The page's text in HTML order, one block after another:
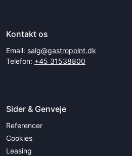
Kontakt os
Email: salg@gastropoint.dk
Telefon: +45 31538800
Sider & Genveje
Referencer
Cookies
Leasing